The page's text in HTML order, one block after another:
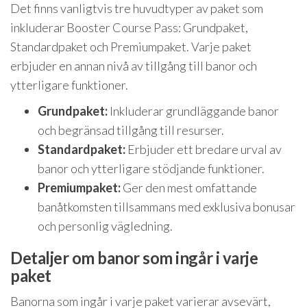
Det finns vanligtvis tre huvudtyper av paket som
inkluderar Booster Course Pass: Grundpaket,
Standardpaket och Premiumpaket. Varje paket
erbjuder en annan nivå av tillgång till banor och
ytterligare funktioner.
Grundpaket: Inkluderar grundläggande banor
och begränsad tillgång till resurser.
Standardpaket: Erbjuder ett bredare urval av
banor och ytterligare stödjande funktioner.
Premiumpaket:Ger den mest omfattande
banåtkomsten tillsammans med exklusiva bonusar
och personlig vägledning.
Detaljer om banor som ingår i varje
paket
Banorna som ingår i varje paket varierar avsevärt,